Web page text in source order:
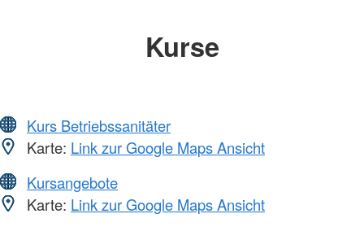
Kurse
Kurs Betriebssanitäter
Karte: Link zur Google Maps Ansicht
Kursangebote
Karte: Link zur Google Maps Ansicht